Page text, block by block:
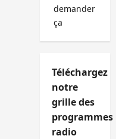
demander
ça
Téléchargez
notre
grille des
programmes
radio